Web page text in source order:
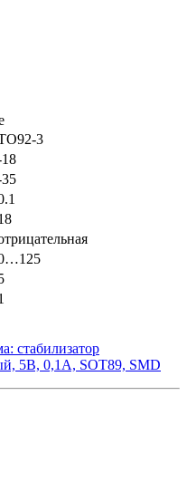
3
стабилизатор
5В, 0,1А, SOT89, SMD